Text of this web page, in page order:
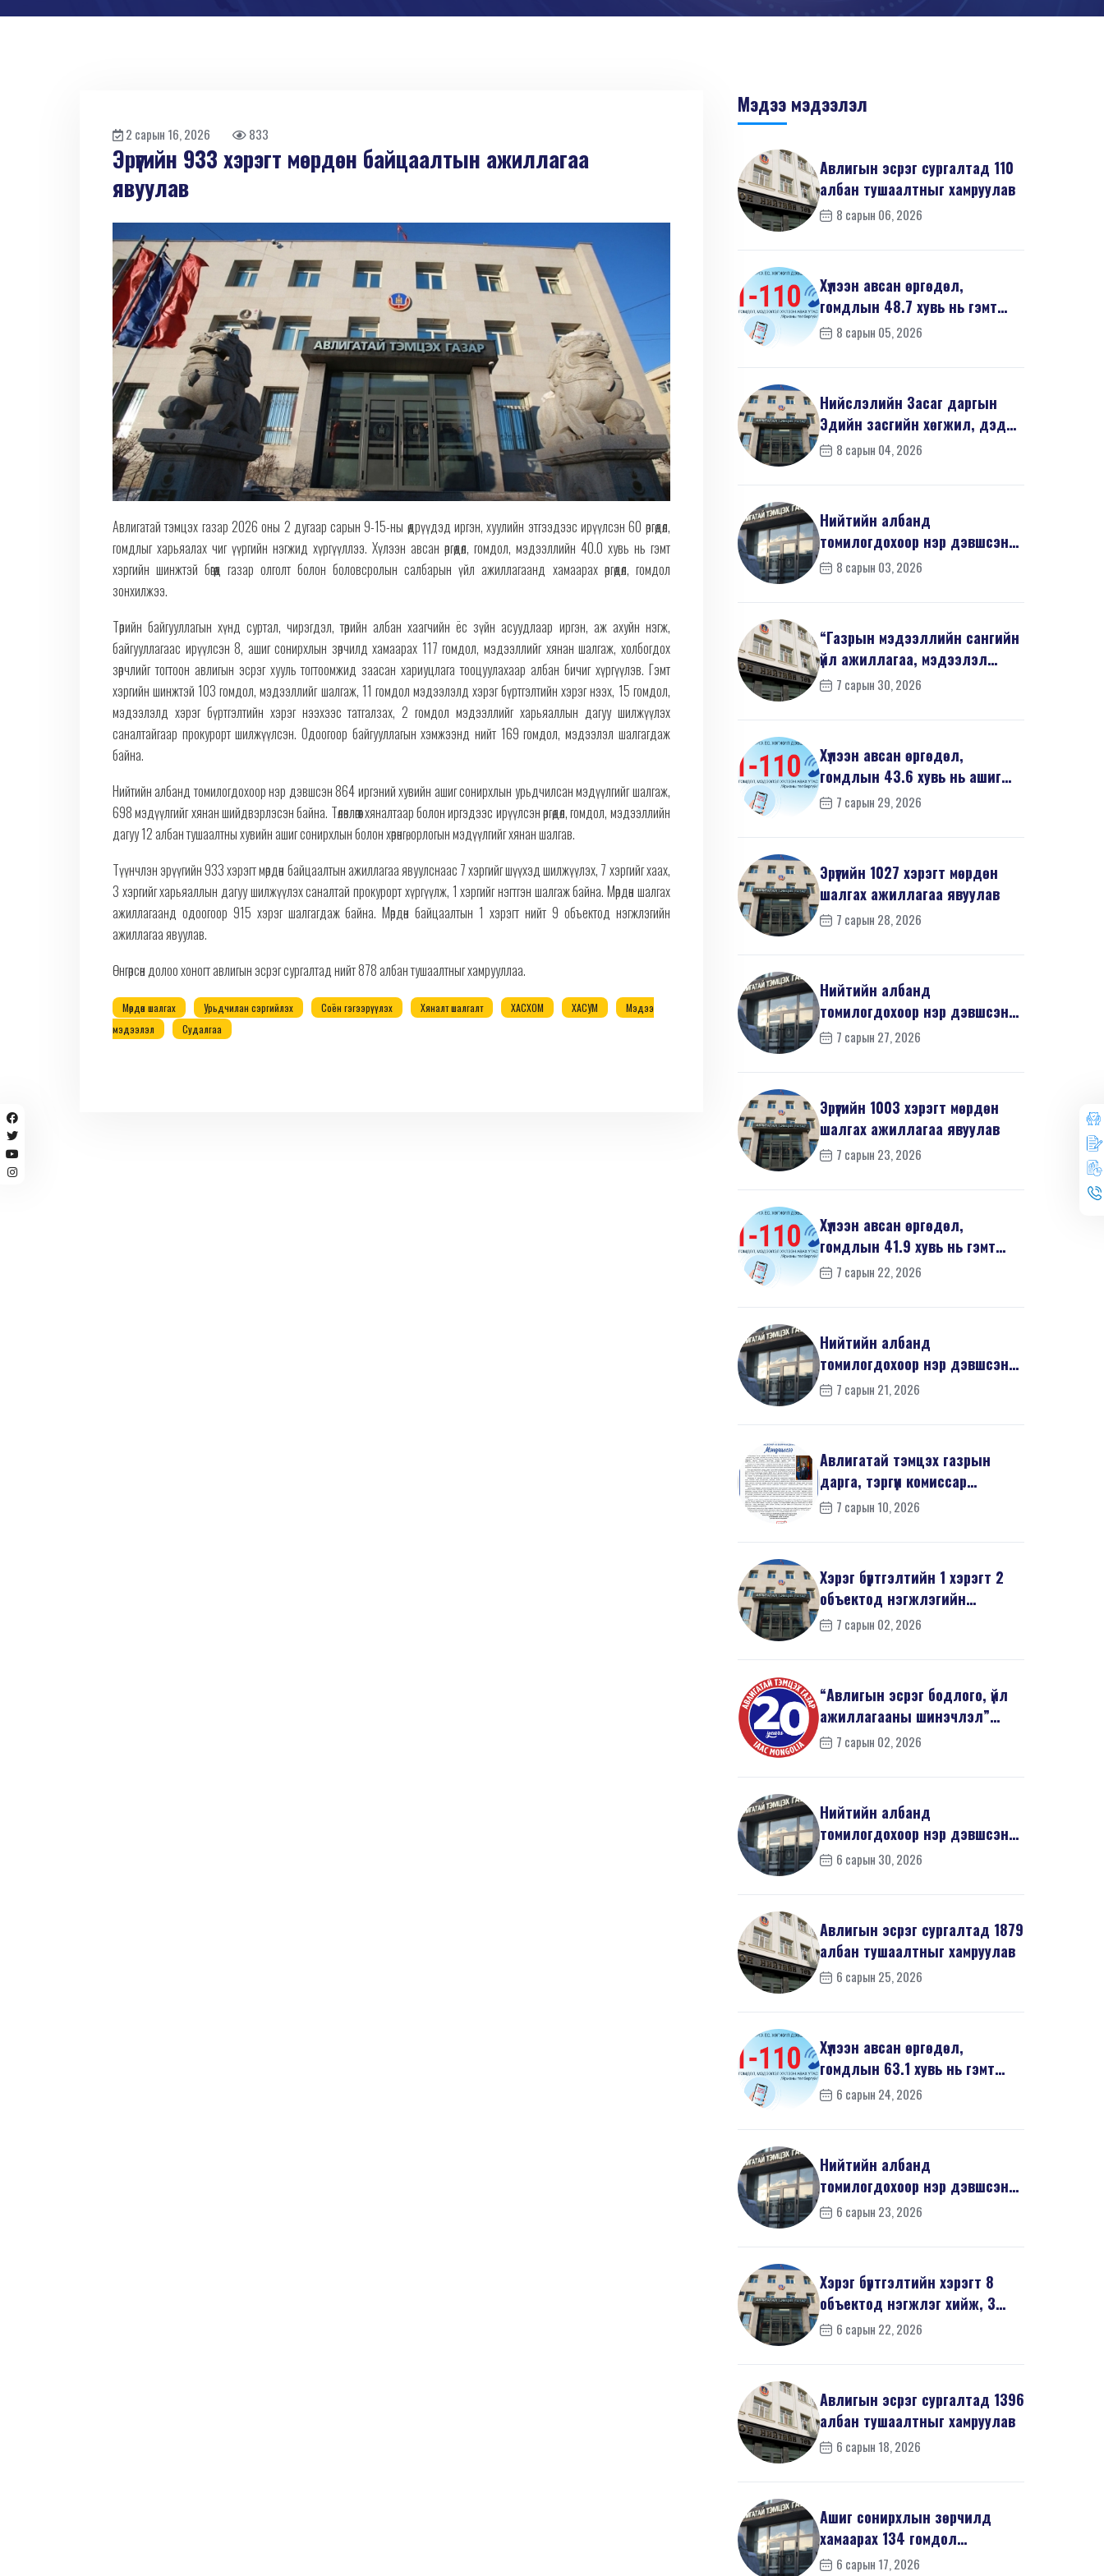
2 сарын 16, 2026 833
Эрүүгийн 933 хэрэгт мөрдөн байцаалтын ажиллагаа
явуулав
Авлигатай тэмцэх газар 2026 оны 2 дугаар сарын 9-15-ны өдрүүдэд иргэн, хуулийн этгээдээс ирүүлсэн 60 өргөдөл,
гомдлыг харьяалах чиг үүргийн нэгжид хүргүүллээ. Хүлээн авсан өргөдөл, гомдол, мэдээллийн 40.0 хувь нь гэмт
хэргийн шинжтэй бөгөөд газар олголт болон боловсролын салбарын үйл ажиллагаанд хамаарах өргөдөл, гомдол
зонхилжээ.
Төрийн байгууллагын хүнд суртал, чирэгдэл, төрийн албан хаагчийн ёс зүйн асуудлаар иргэн, аж ахуйн нэгж,
байгууллагаас ирүүлсэн 8, ашиг сонирхлын зөрчилд хамаарах 117 гомдол, мэдээллийг хянан шалгаж, холбогдох
зөрчлийг тогтоон авлигын эсрэг хууль тогтоомжид заасан хариуцлага тооцуулахаар албан бичиг хүргүүлэв. Гэмт
хэргийн шинжтэй 103 гомдол, мэдээллийг шалгаж, 11 гомдол мэдээлэлд хэрэг бүртгэлтийн хэрэг нээх, 15 гомдол,
мэдээлэлд хэрэг бүртгэлтийн хэрэг нээхээс татгалзах, 2 гомдол мэдээллийг харьяаллын дагуу шилжүүлэх
саналтайгаар прокурорт шилжүүлсэн. Одоогоор байгууллагын хэмжээнд нийт 169 гомдол, мэдээлэл шалгагдаж
байна.
Нийтийн албанд томилогдохоор нэр дэвшсэн 864 иргэний хувийн ашиг сонирхлын урьдчилсан мэдүүлгийг шалгаж,
698 мэдүүлгийг хянан шийдвэрлэсэн байна. Төлөвлөгөөт хяналтаар болон иргэдээс ирүүлсэн өргөдөл, гомдол, мэдээллийн
дагуу 12 албан тушаалтны хувийн ашиг сонирхлын болон хөрөнгө, орлогын мэдүүлгийг хянан шалгав.
Түүнчлэн эрүүгийн 933 хэрэгт мөрдөн байцаалтын ажиллагаа явуулснаас 7 хэргийг шүүхэд шилжүүлэх, 7 хэргийг хаах,
3 хэргийг харьяаллын дагуу шилжүүлэх саналтай прокурорт хүргүүлж, 1 хэргийг нэгтгэн шалгаж байна. Мөрдөн шалгах
ажиллагаанд одоогоор 915 хэрэг шалгагдаж байна. Мөрдөн байцаалтын 1 хэрэгт нийт 9 объектод нэгжлэгийн
ажиллагаа явуулав.
Өнгөрсөн долоо хоногт авлигын эсрэг сургалтад нийт 878 албан тушаалтныг хамрууллаа.
Мөрдөн шалгах Урьдчилан сэргийлэх Соён гэгээрүүлэх Хяналт шалгалт ХАСХОМ ХАСУМ
Мэдээ
мэдээлэл
Судалгаа
Мэдээ мэдээлэл
Авлигын эсрэг сургалтад 110
албан тушаалтныг хамруулав
8 сарын 06, 2026
Хүлээн авсан өргөдөл,
гомдлын 48.7 хувь нь гэмт
хэргийн шинжтэй байв
8 сарын 05, 2026
Нийслэлийн Засаг даргын
Эдийн засгийн хөгжил, дэд
бүтцийн асуудал хари...
8 сарын 04, 2026
Нийтийн албанд
томилогдохоор нэр дэвшсэн
405 иргэний урьдчилсан
8 сарын 03, 2026
“Газрын мэдээллийн сангийн
үйл ажиллагаа, мэдээлэл
солилцооны журам”-...
7 сарын 30, 2026
Хүлээн авсан өргөдөл,
гомдлын 43.6 хувь нь ашиг
сонирхлын зөрчилтэй х...
7 сарын 29, 2026
Эрүүгийн 1027 хэрэгт мөрдөн
шалгах ажиллагаа явуулав
7 сарын 28, 2026
Нийтийн албанд
томилогдохоор нэр дэвшсэн
405 иргэний урьдчилсан
7 сарын 27, 2026
Эрүүгийн 1003 хэрэгт мөрдөн
шалгах ажиллагаа явуулав
7 сарын 23, 2026
Хүлээн авсан өргөдөл,
гомдлын 41.9 хувь нь гэмт
хэргийн шинжтэй байв
7 сарын 22, 2026
Нийтийн албанд
томилогдохоор нэр дэвшсэн
370 иргэний урьдчилсан
7 сарын 21, 2026
Авлигатай тэмцэх газрын
дарга, тэргүүн комиссар
З.Дашдаваагийн мэндчил...
7 сарын 10, 2026
Хэрэг бүртгэлтийн 1 хэрэгт 2
объектод нэгжлэгийн
ажиллагаа явуулав
7 сарын 02, 2026
“Авлигын эсрэг бодлого, үйл
ажиллагааны шинэчлэл”
эрдэм шинжилгээний б...
7 сарын 02, 2026
Нийтийн албанд
томилогдохоор нэр дэвшсэн
668 иргэний урьдчилсан
6 сарын 30, 2026
Авлигын эсрэг сургалтад 1879
албан тушаалтныг хамруулав
6 сарын 25, 2026
Хүлээн авсан өргөдөл,
гомдлын 63.1 хувь нь гэмт
хэргийн шинжтэй байв
6 сарын 24, 2026
Нийтийн албанд
томилогдохоор нэр дэвшсэн
468 иргэний урьдчилсан
6 сарын 23, 2026
Хэрэг бүртгэлтийн хэрэгт 8
объектод нэгжлэг хийж, 3
хүнийг хойшлуулшг...
6 сарын 22, 2026
Авлигын эсрэг сургалтад 1396
албан тушаалтныг хамруулав
6 сарын 18, 2026
Ашиг сонирхлын зөрчилд
хамаарах 134 гомдол
мэдээллийг шалгав
6 сарын 17, 2026